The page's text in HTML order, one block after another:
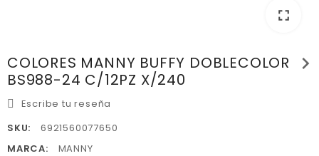
fullscreen
COLORES MANNY BUFFY DOBLECOLOR
BS988-24 C/12PZ X/240
chevron_right
Escribe tu reseña
SKU:
6921560077650
MARCA:
MANNY